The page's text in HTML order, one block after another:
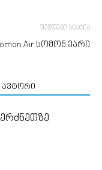
შემდეგი სტატია
Air სომონ ეარი
ავტორი